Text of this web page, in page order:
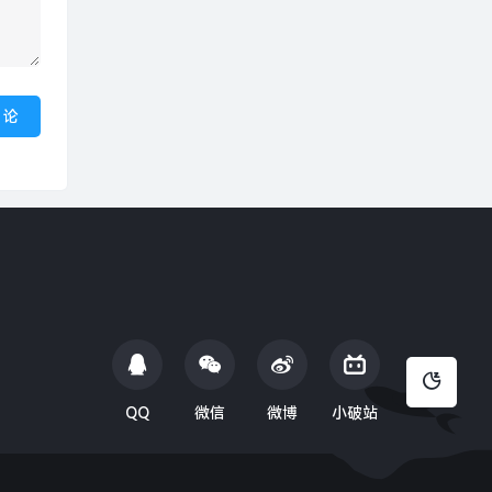
QQ 微信 微博 小破站